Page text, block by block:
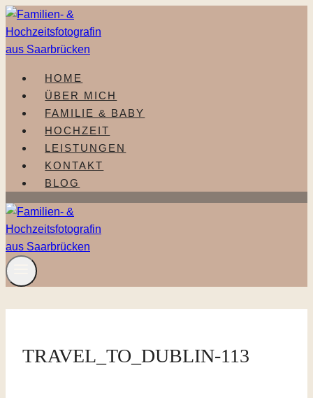
Zum
Inhalt
springen
HOME
ÜBER MICH
FAMILIE & BABY
HOCHZEIT
LEISTUNGEN
KONTAKT
BLOG
TRAVEL_TO_DUBLIN-113